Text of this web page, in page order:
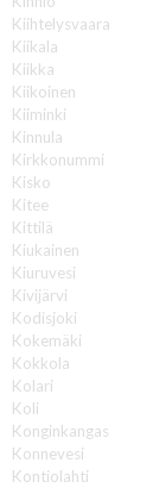
Kiihtelysvaara
Kiikala
Kiikka
Kiikoinen
Kiiminki
Kinnula
Kirkkonummi
Kisko
Kitee
Kittilä
Kiukainen
Kiuruvesi
Kivijärvi
Kodisjoki
Kokemäki
Kokkola
Kolari
Koli
Konginkangas
Konnevesi
Kontiolahti